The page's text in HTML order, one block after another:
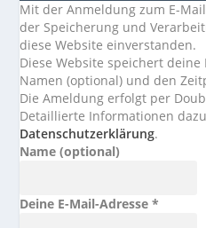
Mit der Anmeldung zum E-
der Speicherung und
diese Website einverstanden.
Diese Website speichert deine
Namen (optional) und den
Die Ameldung erfolgt per
Detaillierte Informationen
Datenschutzerklärung.
Name (optional)
Deine E-Mail-Adresse*